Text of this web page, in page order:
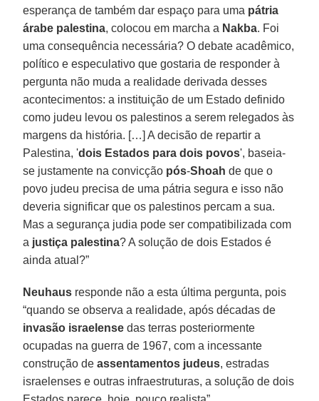
esperança de também dar espaço para uma pátria
árabe palestina, colocou em marcha a Nakba. Foi
uma consequência necessária? O debate acadêmico,
político e especulativo que gostaria de responder à
pergunta não muda a realidade derivada desses
acontecimentos: a instituição de um Estado definido
como judeu levou os palestinos a serem relegados às
margens da história. […] A decisão de repartir a
Palestina, 'dois Estados para dois povos', baseia-
se justamente na convicção pós-Shoah de que o
povo judeu precisa de uma pátria segura e isso não
deveria significar que os palestinos percam a sua.
Mas a segurança judia pode ser compatibilizada com
a justiça palestina? A solução de dois Estados é
ainda atual?”
Neuhaus responde não a esta última pergunta, pois
“quando se observa a realidade, após décadas de
invasão israelense das terras posteriormente
ocupadas na guerra de 1967, com a incessante
construção deassentamentos judeus, estradas
israelenses e outras infraestruturas, a solução de dois